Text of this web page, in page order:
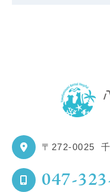
〒272-0025
047-